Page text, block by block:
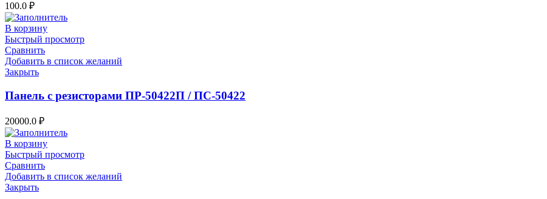
100.0 ₽
В корзину
Быстрый просмотр
Сравнить
Добавить в список желаний
Закрыть
Панель с резисторами ПР-50422П / ПС-50422
20000.0 ₽
В корзину
Быстрый просмотр
Сравнить
Добавить в список желаний
Закрыть